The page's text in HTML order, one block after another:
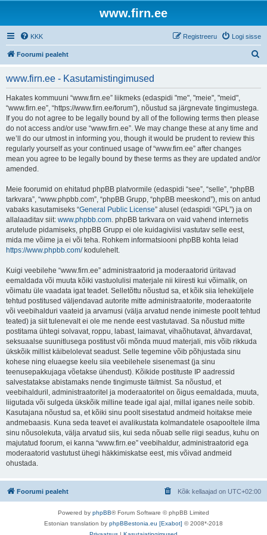
www.firn.ee
KKK Logi sisse
Registreeru
Foorumi pealeht
www.firn.ee - Kasutamistingimused
Hakates kommuuni “www.firn.ee” liikmeks (edaspidi "me", "meie", "meid",
“www.firn.ee”, “https://www.firn.ee/forum”), nõustud sa järgnevate tingimustega.
If you do not agree to be legally bound by all of the following terms then please
do not access and/or use “www.firn.ee”. We may change these at any time and
we’ll do our utmost in informing you, though it would be prudent to review this
regularly yourself as your continued usage of “www.firn.ee” after changes
mean you agree to be legally bound by these terms as they are updated and/or
amended.
Meie foorumid on ehitatud phpBB platvormile (edaspidi “see”, “selle”, “phpBB
tarkvara”, “www.phpbb.com”, “phpBB Grupp, “phpBB meeskond”), mis on antud
vabaks kasutamiseks “General Public License” alusel (edaspidi “GPL”) ja on
allalaaditav siit: www.phpbb.com. phpBB tarkvara on vaid vahend internetis
arutelude pidamiseks, phpBB Grupp ei ole kuidagiviisi vastutav selle eest,
mida me võime ja ei või teha. Rohkem informatsiooni phpBB kohta leiad
https://www.phpbb.com/kodulehelt.
Kuigi veebilehe “www.firn.ee” administraatorid ja moderaatorid üritavad
eemaldada või muuta kõiki vastuolulisi materjale nii kiiresti kui võimalik, on
võimatu üle vaadata igat teadet. Selletõttu nõustud sa, et kõik siia leheküljele
tehtud postitused väljendavad autorite mitte administraatorite, moderaatorite
või veebihalduri vaateid ja arvamusi (välja arvatud nende inimeste poolt tehtud
teated) ja siit tulenevalt ei ole me nende eest vastutavad. Sa nõustud mitte
postitama ühtegi solvavat, roppu, labast, laimavat, vihaõhutavat, ähvardavat,
seksuaalse suunitlusega postitust või mõnda muud materjali, mis võib rikkuda
ükskõik millist käibelolevat seadust. Selle tegemine võib põhjustada sinu
kohese ning eluaegse keelu siia veebilehele sisenemast (ja sinu
teenusepakkujaga võetakse ühendust). Kõikide postituste IP aadressid
salvestatakse abistamaks nende tingimuste täitmist. Sa nõustud, et
veebihalduril, administraatoritel ja moderaatoritel on õigus eemaldada, muuta,
liigutada või sulgeda ükskõik milline teade igal ajal, millal iganes neile sobib.
Kasutajana nõustud sa, et kõiki sinu poolt sisestatud andmeid hoitakse meie
andmebaasis. Kuna seda teavet ei avalikustata kolmandatele osapooltele ilma
sinu nõusolekuta, välja arvatud siis, kui seda nõuab selle riigi seadus, kuhu on
majutatud foorum, ei kanna “www.firn.ee” veebihaldur, administraatorid ega
moderaatorid vastutust ühegi häkkimiskatse eest, mis võivad andmeid
ohustada.
Foorumi pealeht Kõik kellaajad on UTC+02:00
Powered by phpBB® Forum Software © phpBB Limited
Estonian translation by phpBBestonia.eu [Exabot] © 2008*-2018